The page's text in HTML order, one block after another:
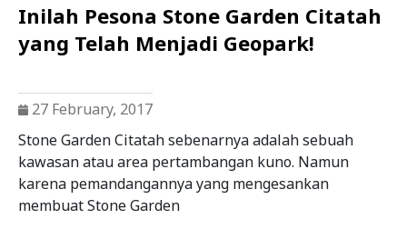
Inilah Pesona Stone Garden Citatah
yang Telah Menjadi Geopark!
27 February, 2017
Stone Garden Citatah sebenarnya adalah sebuah
kawasan atau area pertambangan kuno. Namun
karena pemandangannya yang mengesankan
membuat Stone Garden